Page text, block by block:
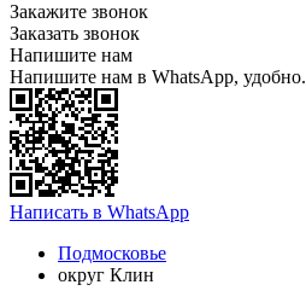
Закажите звонок
Заказать звонок
Напишите нам
Напишите нам в WhatsApp, удобно.
Написать в WhatsApp
Подмосковье
округ Клин